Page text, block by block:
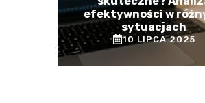
efektywności w
sytuacjach
10 LIPCA 2025